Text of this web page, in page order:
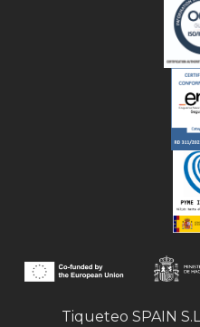
Tiqueteo SPAIN